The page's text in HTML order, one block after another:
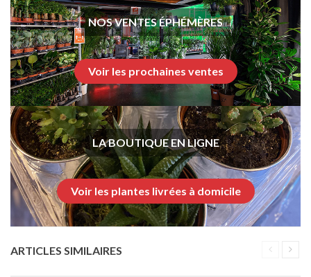
NOS VENTES ÉPHÉMÈRES
Voir les prochaines ventes
LA BOUTIQUE EN LIGNE
Voir les plantes livrées à domicile
ARTICLES SIMILAIRES